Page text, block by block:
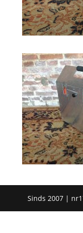
Sinds 2007 |